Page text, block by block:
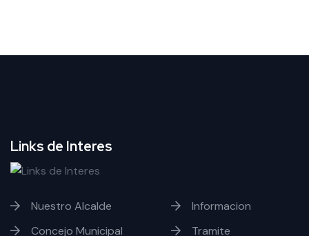
Links de Interes
Nuestro Alcalde
Concejo Municipal
Informacion
Tramite